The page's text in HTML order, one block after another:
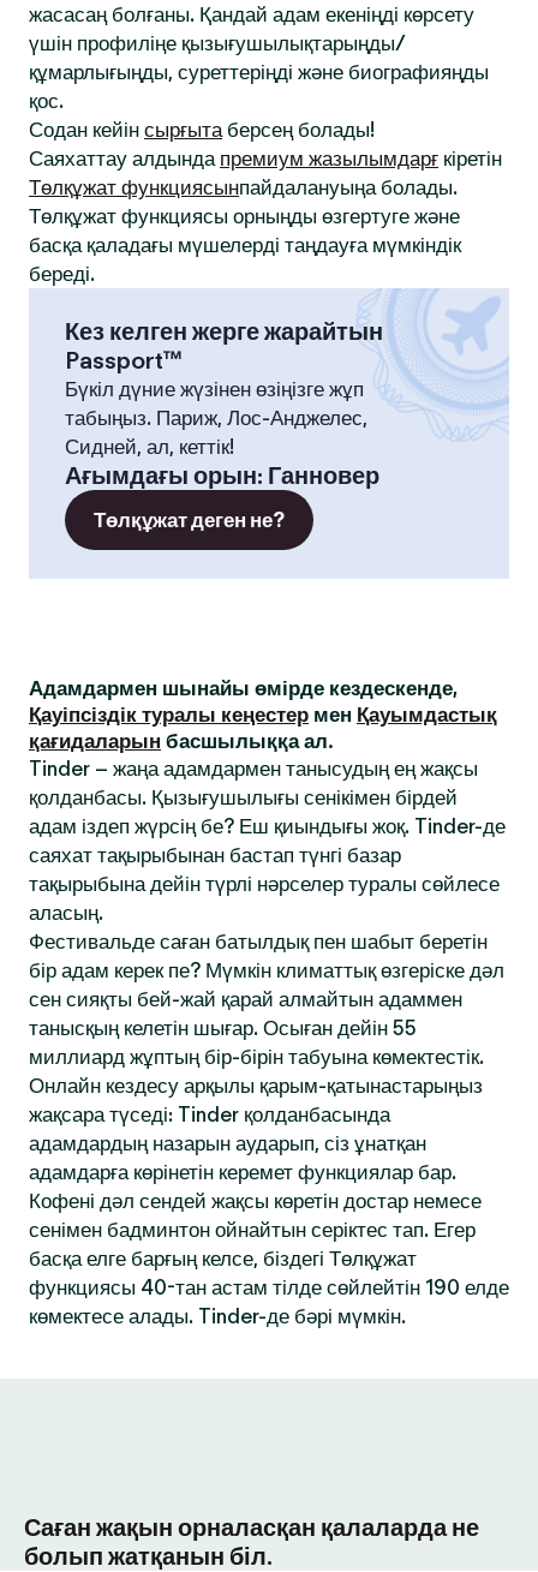
жасасаң болғаны. Қандай адам екеніңді көрсету
үшін профиліңе қызығушылықтарыңды/
құмарлығыңды, суреттеріңді және биографияңды
қос.
Содан кейін сырғытаберсең болады!
Саяхаттау алдында премиум жазылымдарғ кіретін
Төлқұжат функциясынпайдалануыңа болады.
Төлқұжат функциясы орныңды өзгертуге және
басқа қаладағы мүшелерді таңдауға мүмкіндік
береді.
Кез келген жерге жарайтын
Passport™
Бүкіл дүние жүзінен өзіңізге жұп
табыңыз. Париж, Лос-Анджелес,
Сидней, ал, кеттік!
Ағымдағы орын: Ганновер
Төлқұжат деген не?
Адамдармен шынайы өмірде кездескенде,
Қауіпсіздік туралы кеңестер мен Қауымдастық
қағидаларын басшылыққа ал.
Tinder – жаңа адамдармен танысудың ең жақсы
қолданбасы. Қызығушылығы сенікімен бірдей
адам іздеп жүрсің бе? Еш қиындығы жоқ. Tinder-де
саяхат тақырыбынан бастап түнгі базар
тақырыбына дейін түрлі нәрселер туралы сөйлесе
аласың.
Фестивальде саған батылдық пен шабыт беретін
бір адам керек пе? Мүмкін климаттық өзгеріске дәл
сен сияқты бей-жай қарай алмайтын адаммен
танысқың келетін шығар. Осыған дейін 55
миллиард жұптың бір-бірін табуына көмектестік.
Онлайн кездесу арқылы қарым-қатынастарыңыз
жақсара түседі: Tinder қолданбасында
адамдардың назарын аударып, сіз ұнатқан
адамдарға көрінетін керемет функциялар бар.
Кофені дәл сендей жақсы көретін достар немесе
сенімен бадминтон ойнайтын серіктес тап. Егер
басқа елге барғың келсе, біздегі Төлқұжат
функциясы 40-тан астам тілде сөйлейтін 190 елде
көмектесе алады. Tinder-де бәрі мүмкін.
Саған жақын орналасқан қалаларда не
болып жатқанын біл.